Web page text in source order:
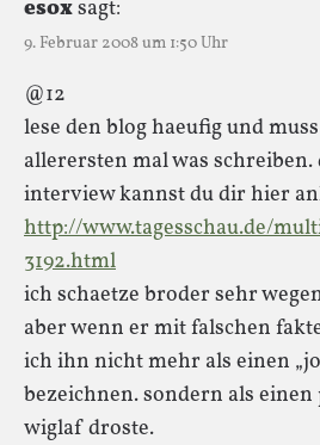
esoxsagt:
9. Februar 2008 um 1:50 Uhr
@12
lese den blog haeufig und
allerersten mal was schreiben.
interview kannst du dir hier
http://www.tagesschau.de/
3192.html
ich schaetze broder sehr
aber wenn er mit falschen
ich ihn nicht mehr als einen
bezeichnen. sondern als
wiglaf droste.